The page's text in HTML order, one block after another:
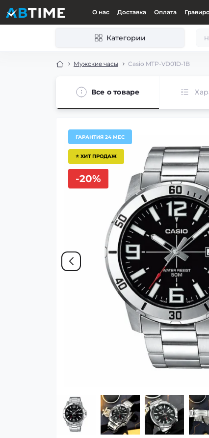
О нас Доставка Оплата
Категории
Мужские часы Casio MTP-VD01D-1B
Все о товаре
ГАРАНТИЯ 24 МЕС
⭐ ХИТ ПРОДАЖ
-20%